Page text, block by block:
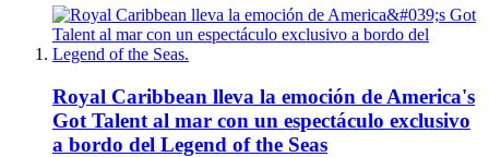
Royal Caribbean lleva la emoción de America's
Got Talent al mar con un espectáculo exclusivo
a bordo del Legend of the Seas